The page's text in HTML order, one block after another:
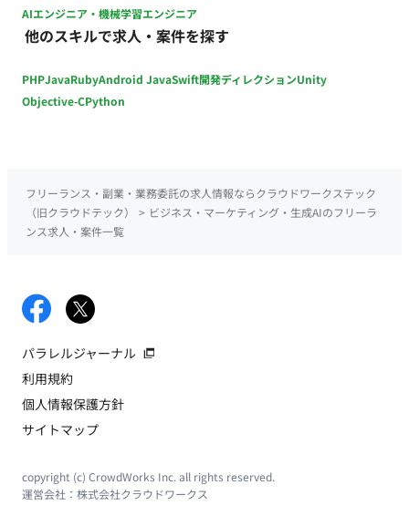
AIエンジニア・機械学習エンジニア
他のスキルで求人・案件を探す
PHPJavaRubyAndroid JavaSwift開発ディレクションUnity
Objective-CPython
フリーランス・副業・業務委託の求人情報ならクラウドワークステック
（旧クラウドテック）
> ビジネス・マーケティング・生成AIのフリーラ
ンス求人・案件一覧
パラレルジャーナル
利用規約
個人情報保護方針
サイトマップ
copyright (c) CrowdWorks Inc. all rights reserved.
運営会社： 株式会社クラウドワークス